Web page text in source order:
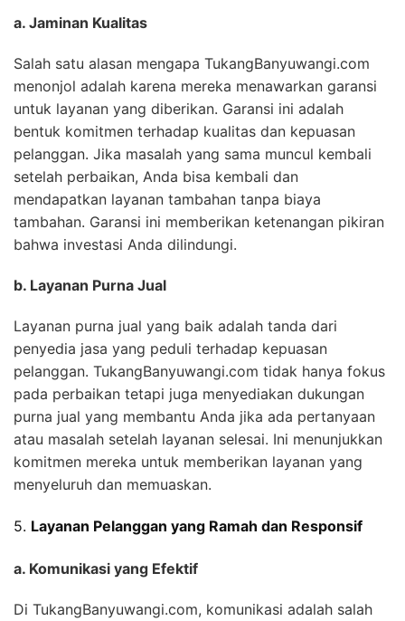
a. Jaminan Kualitas
Salah satu alasan mengapa TukangBanyuwangi.com
menonjol adalah karena mereka menawarkan garansi
untuk layanan yang diberikan. Garansi ini adalah
bentuk komitmen terhadap kualitas dan kepuasan
pelanggan. Jika masalah yang sama muncul kembali
setelah perbaikan, Anda bisa kembali dan
mendapatkan layanan tambahan tanpa biaya
tambahan. Garansi ini memberikan ketenangan pikiran
bahwa investasi Anda dilindungi.
b. Layanan Purna Jual
Layanan purna jual yang baik adalah tanda dari
penyedia jasa yang peduli terhadap kepuasan
pelanggan. TukangBanyuwangi.com tidak hanya fokus
pada perbaikan tetapi juga menyediakan dukungan
purna jual yang membantu Anda jika ada pertanyaan
atau masalah setelah layanan selesai. Ini menunjukkan
komitmen mereka untuk memberikan layanan yang
menyeluruh dan memuaskan.
5. Layanan Pelanggan yang Ramah dan Responsif
a. Komunikasi yang Efektif
Di TukangBanyuwangi.com, komunikasi adalah salah